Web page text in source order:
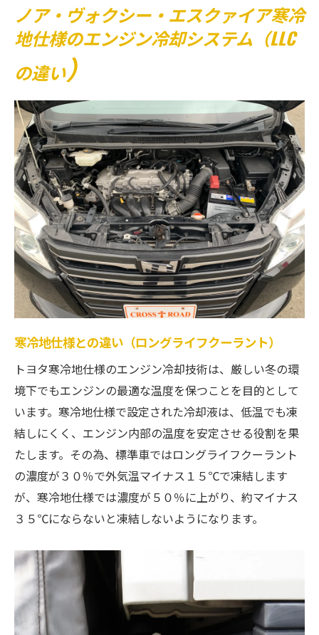
ノア・ヴォクシー・エスクァイア寒冷
地仕様のエンジン冷却システム（LLC
の違い）
寒冷地仕様との違い（ロングライフクーラント）
トヨタ寒冷地仕様のエンジン冷却技術は、厳しい冬の環
境下でもエンジンの最適な温度を保つことを目的として
います。寒冷地仕様で設定された冷却液は、低温でも凍
結しにくく、エンジン内部の温度を安定させる役割を果
たします。その為、標準車ではロングライフクーラント
の濃度が３０％で外気温マイナス１５℃で凍結します
が、寒冷地仕様では濃度が５０％に上がり、約マイナス
３５℃にならないと凍結しないようになります。